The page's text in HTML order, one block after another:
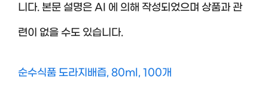
니다. 본문 설명은 AI 에 의해 작성되었으며 상품과 관
련이 없을 수도 있습니다.
순수식품 도라지배즙, 80ml, 100개